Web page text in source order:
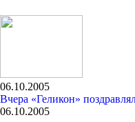
06.10.2005
Вчера «Геликон»
06.10.2005